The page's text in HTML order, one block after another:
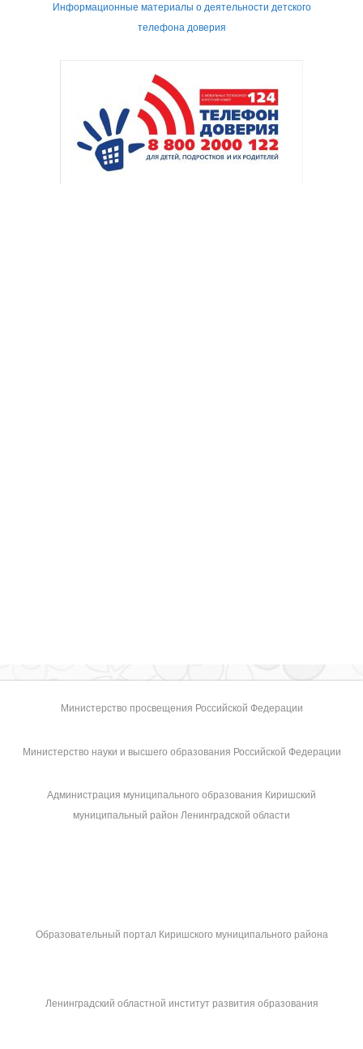
Информационные материалы о деятельности детского
телефона доверия
Министерство просвещения Российской Федерации
Министерство науки и высшего образования Российской Федерации
Администрация муниципального образования Киришский
муниципальный район Ленинградской области
Образовательный портал Киришского муниципального района
Ленинградский областной институт развития образования